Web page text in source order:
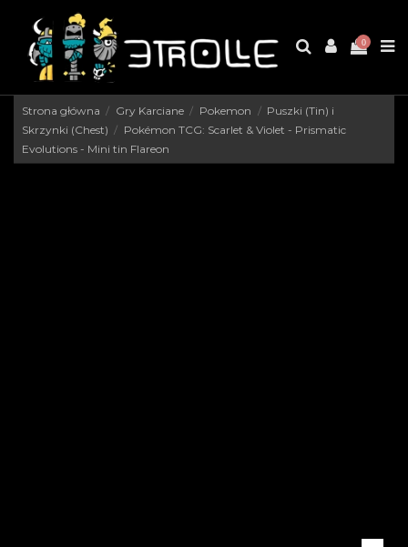
0
Strona główna Gry Karciane Pokemon
Puszki (Tin) i
Skrzynki (Chest)
Pokémon TCG: Scarlet & Violet - Prismatic
Evolutions - Mini tin Flareon